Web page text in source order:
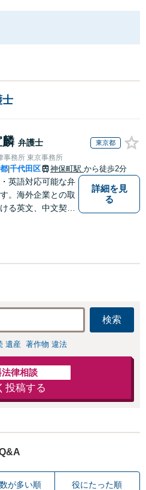
士
麟 弁護士 東京都
事務所 東京事務所
千代田区 神保町駅 から徒歩2分
英語対応可能な弁
。海外企業との取
る英文、中文契約
詳細を見
る
検索
遺産 著作物 違法
律相談
投稿する
が多い順 役にたった順